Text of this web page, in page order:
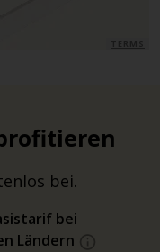
bei.
bei
Ländern